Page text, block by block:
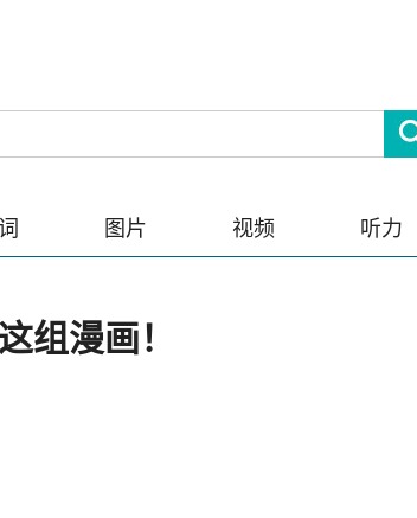
图片 视频 听力
组漫画！